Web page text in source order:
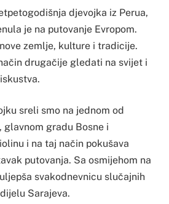
djevojka iz Perua,
je na putovanje Evropom.
zemlje, kulture i tradicije.
drugačije gledati na svijet i
sreli smo na jednom od
glavnom gradu Bosne i
i na taj način pokušava
putovanja. Sa osmijehom na
svakodnevnicu slučajnih
Sarajeva.